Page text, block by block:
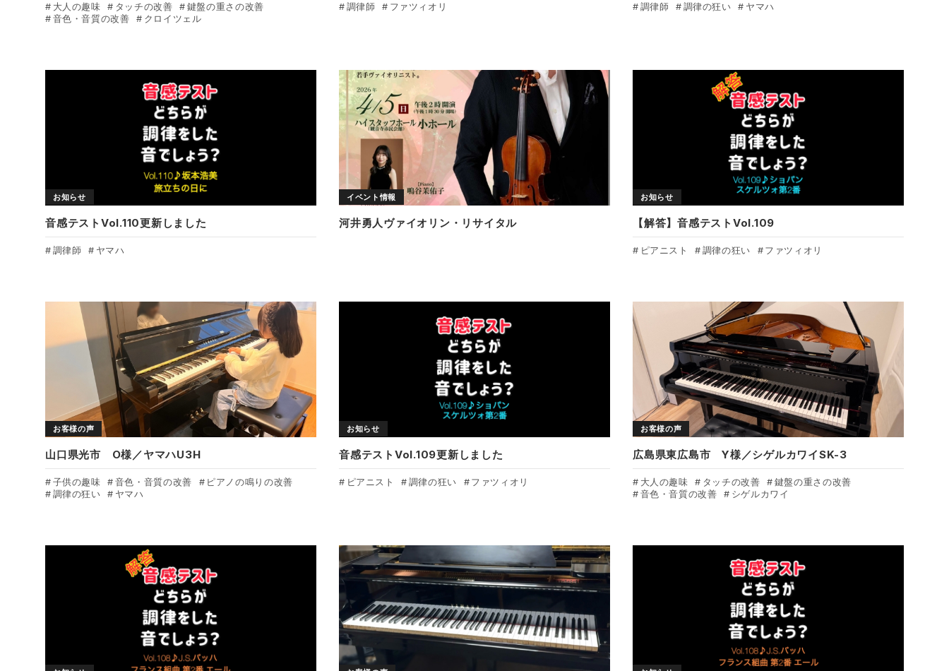
大人の趣味 タッチの改善
鍵盤の重さの改善
音色・音質の改善
クロイツェル
調律師 ファツィオリ 調律師 調律の狂い ヤマハ
お知らせ
音感テストVol.110更新しました
調律師 ヤマハ
イベント情報
河井勇人ヴァイオリン・リサイタル
お知らせ
【解答】音感テストVol.109
ピアニスト 調律の狂い ファツィオリ
お客様の声
山口県光市 O様／ヤマハU3H
子供の趣味 音色・音質の改善
ピアノの鳴りの改善
調律の狂い
ヤマハ
お知らせ
音感テストVol.109更新しました
ピアニスト 調律の狂い ファツィオリ
お客様の声
広島県東広島市 Y様／シゲルカワイSK-3
大人の趣味 タッチの改善
鍵盤の重さの改善
音色・音質の改善
シゲルカワイ